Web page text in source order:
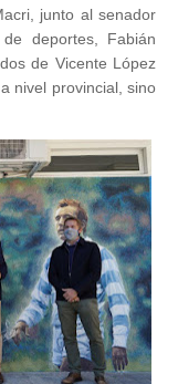
junto al senador
deportes, Fabián
de Vicente López
nivel provincial, sino